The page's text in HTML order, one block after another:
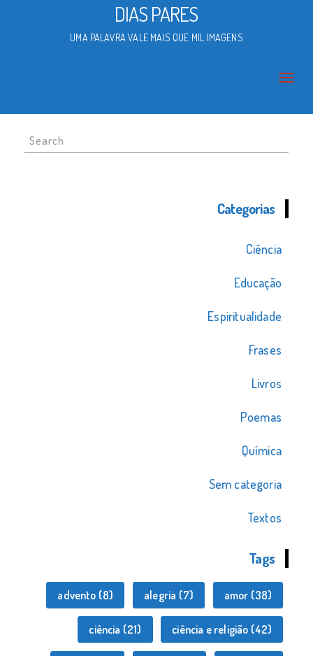
DIAS PARES
UMA PALAVRA VALE MAIS QUE MIL IMAGENS
Search
for:
Categorias
Ciência
Educação
Espiritualidade
Frases
Livros
Poemas
Química
Sem categoria
Textos
Tags
advento (8) alegria (7) amor (38)
ciência (21) ciência e religião (42)